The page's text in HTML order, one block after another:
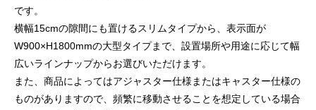
です。
横幅15cmの隙間にも置けるスリムタイプから、表示面が
W900×H1800mmの大型タイプまで、設置場所や用途に応じて幅
広いラインナップからお選びいただけます。
また、商品によってはアジャスター仕様またはキャスター仕様の
ものがありますので、頻繁に移動させることを想定している場合